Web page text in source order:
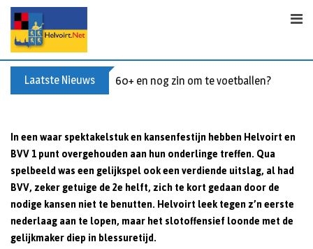
p
Laatste Nieuws 60+ en nog zin om te voetballen? Kom
In een waar spektakelstuk en kansenfestijn hebben Helvoirt en
BVV 1 punt overgehouden aan hun onderlinge treffen. Qua
spelbeeld was een gelijkspel ook een verdiende uitslag, al had
BVV, zeker getuige de 2e helft, zich te kort gedaan door de
nodige kansen niet te benutten. Helvoirt leek tegen z’n eerste
nederlaag aan te lopen, maar het slotoffensief loonde met de
gelijkmaker diep in blessuretijd.